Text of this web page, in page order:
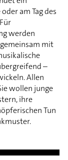
am Tag des
werden
mit
–
Allen
wollen junge
ihre
Tun